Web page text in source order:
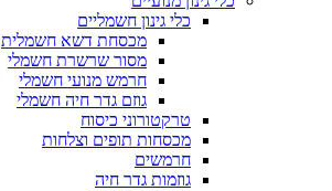
כלי גינון חשמליים
מכסחת דשא חשמלית
מסור שרשרת חשמלי
חרמש מנועי חשמלי
גוזם גדר חיה חשמלי
טרקטורוני כיסוח
מכסחות תופים וצלחות
חרמשים
גוזמות גדר חיה